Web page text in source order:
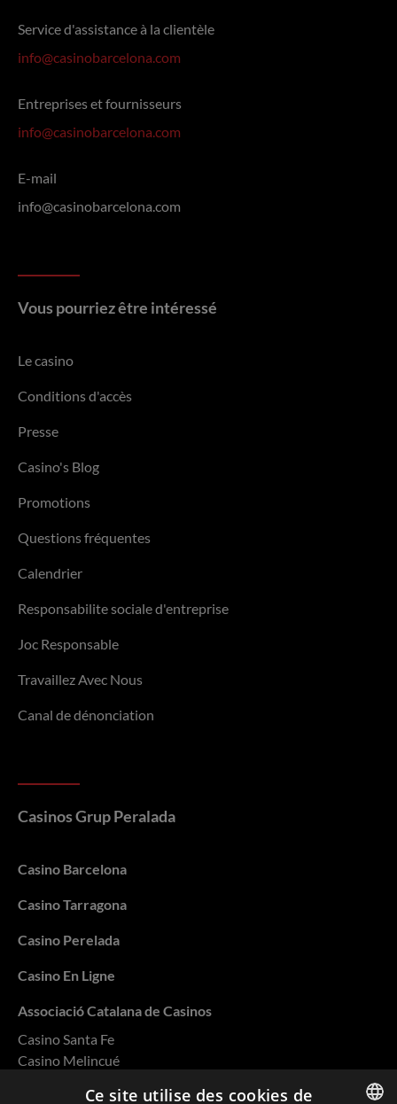
Service d'assistance à la clientèle
info@casinobarcelona.com
Entreprises et fournisseurs
info@casinobarcelona.com
E-mail
info@casinobarcelona.com
Vous pourriez être intéressé
Le casino
Conditions d'accès
Presse
Casino's Blog
Promotions
Questions fréquentes
Calendrier
Responsabilite sociale d'entreprise
Joc Responsable
Travaillez Avec Nous
Canal de dénonciation
Casinos Grup Peralada
Casino Barcelona
Casino Tarragona
Casino Perelada
Casino En Ligne
Associació Catalana de Casinos
Casino Santa Fe
Casino Melincué
Ce site utilise des cookies de